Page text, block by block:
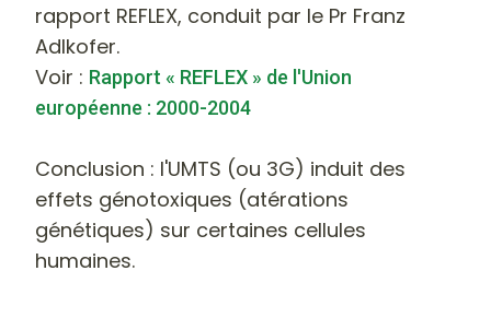
rapport REFLEX, conduit par le Pr Franz
Adlkofer.
Voir : Rapport « REFLEX » de l'Union
européenne : 2000-2004
Conclusion : l'UMTS (ou 3G) induit des
effets génotoxiques (atérations
génétiques) sur certaines cellules
humaines.